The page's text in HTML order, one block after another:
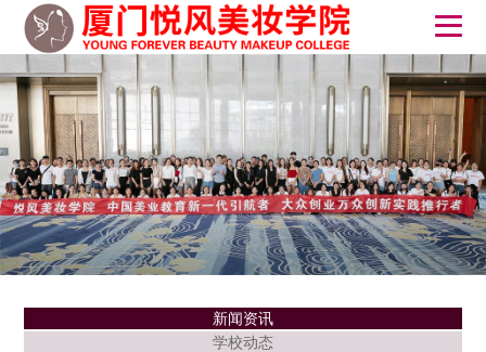
新闻资讯
学校动态